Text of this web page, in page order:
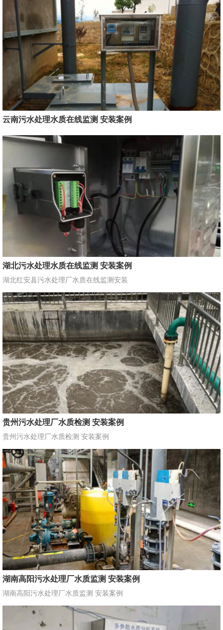
云南污水处理水质在线监测 安装案例
湖北污水处理水质在线监测 安装案例
湖北红安县污水处理厂水质在线监测安装
贵州污水处理厂水质检测 安装案例
贵州污水处理厂水质检测 安装案例
湖南高阳污水处理厂水质监测 安装案例
湖南高阳污水处理厂水质监测 安装案例